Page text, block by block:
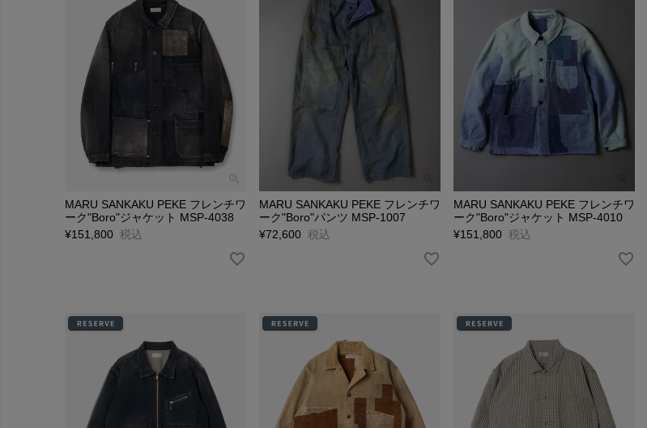
MARU SANKAKU PEKE フレンチワ
ーク"Boro"ジャケット MSP-4038
¥151,800 税込
MARU SANKAKU PEKE フレンチワ
ーク"Boro"パンツ MSP-1007
¥72,600 税込
MARU SANKAKU PEKE フレンチワ
ーク"Boro"ジャケット MSP-4010
¥151,800 税込